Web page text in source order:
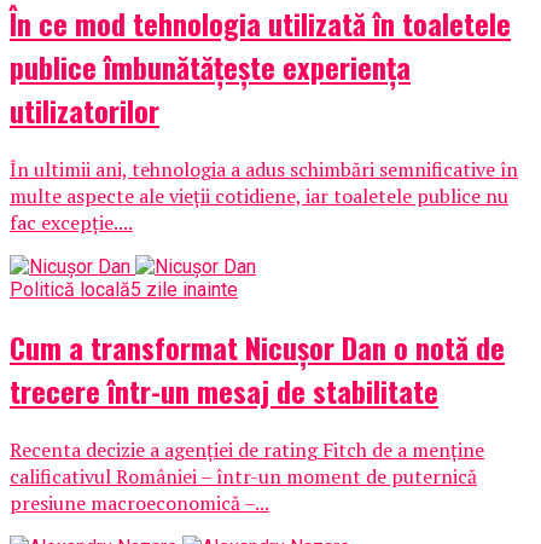
În ce mod tehnologia utilizată în toaletele
publice îmbunătățește experiența
utilizatorilor
În ultimii ani, tehnologia a adus schimbări semnificative în
multe aspecte ale vieții cotidiene, iar toaletele publice nu
fac excepție....
Politică locală5 zile inainte
Cum a transformat Nicușor Dan o notă de
trecere într-un mesaj de stabilitate
Recenta decizie a agenției de rating Fitch de a menține
calificativul României – într-un moment de puternică
presiune macroeconomică –...